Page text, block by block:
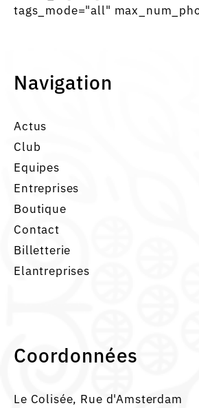
tags_mode="all"
Navigation
Actus
Club
Equipes
Entreprises
Boutique
Contact
Billetterie
Elantreprises
Coordonnées
Le Colisée, Rue d'Amsterdam